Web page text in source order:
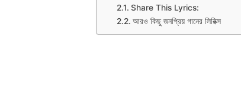
Share This Lyrics:
আরও কিছু জনপ্রিয় গানের লিরিক্স